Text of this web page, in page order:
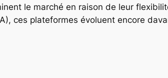
le marché en raison de leur
ces plateformes évoluent encore